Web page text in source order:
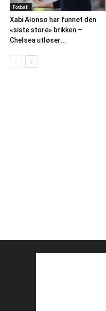
Fotball
Xabi Alonso har funnet den
«siste store» brikken –
Chelsea utløser...